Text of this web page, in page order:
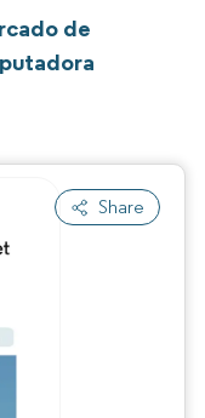
de
Share